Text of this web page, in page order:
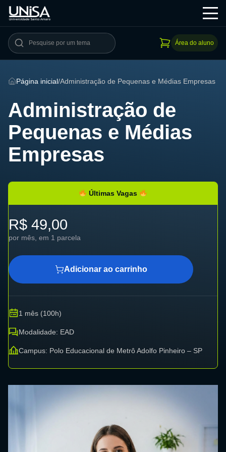
Área do aluno
Página inicial/Administração de Pequenas e Médias Empresas
Administração de
Pequenas e Médias
Empresas
Últimas Vagas
R$ 49,00
por mês, em 1 parcela
Adicionar ao carrinho
1 mês (100h)
Modalidade: EAD
Campus: Polo Educacional de Metrô Adolfo Pinheiro – SP